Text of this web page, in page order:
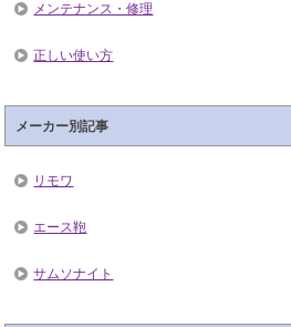
メンテナンス・修理
正しい使い方
メーカー別記事
リモワ
エース鞄
サムソナイト